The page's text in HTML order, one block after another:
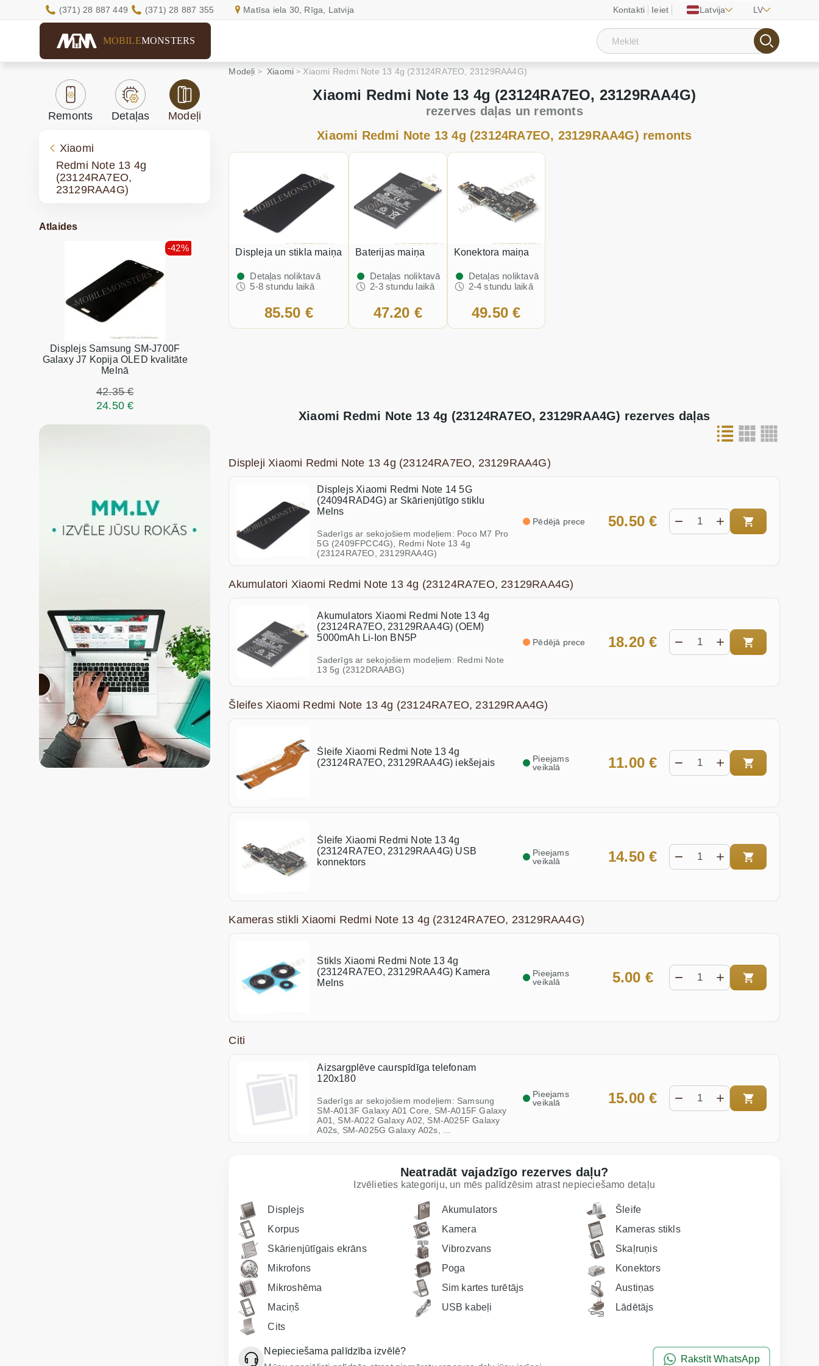
Kontakti Ieiet Latvija LV
(371) 28 887 449 (371) 28 887 355 Matīsa iela 30, Rīga, Latvija
MOBILEMONSTERS
Remonts Detaļas Modeļi
Xiaomi
Redmi Note 13 4g
(23124RA7EO,
23129RAA4G)
Atlaides
Displejs Samsung SM-J700F
Galaxy J7 Kopija OLED kvalitāte
Melnā
-42%
42.35 €
24.50 €
Modeļi Xiaomi Xiaomi Redmi Note 13 4g (23124RA7EO, 23129RAA4G)
Xiaomi Redmi Note 13 4g (23124RA7EO, 23129RAA4G)
rezerves daļas un remonts
Xiaomi Redmi Note 13 4g (23124RA7EO, 23129RAA4G) remonts
Displeja un stikla maiņa
Detaļas noliktavā
5-8 stundu laikā
85.50 €
Baterijas maiņa
Detaļas noliktavā
2-3 stundu laikā
47.20 €
Konektora maiņa
Detaļas noliktavā
2-4 stundu laikā
49.50 €
Xiaomi Redmi Note 13 4g (23124RA7EO, 23129RAA4G) rezerves daļas
Displeji Xiaomi Redmi Note 13 4g (23124RA7EO, 23129RAA4G)
Displejs Xiaomi Redmi Note 14 5G
(24094RAD4G) ar Skārienjūtīgo stiklu
Melns
Saderīgs ar sekojošiem modeļiem: Poco M7 Pro
5G (2409FPCC4G), Redmi Note 13 4g
(23124RA7EO, 23129RAA4G)
50.50 €
Pēdējā prece
Akumulatori Xiaomi Redmi Note 13 4g (23124RA7EO, 23129RAA4G)
Akumulators Xiaomi Redmi Note 13 4g
(23124RA7EO, 23129RAA4G) (OEM)
5000mAh Li-Ion BN5P
Saderīgs ar sekojošiem modeļiem: Redmi Note
13 5g (2312DRAABG)
18.20 €
Pēdējā prece
Šleifes Xiaomi Redmi Note 13 4g (23124RA7EO, 23129RAA4G)
Šleife Xiaomi Redmi Note 13 4g
(23124RA7EO, 23129RAA4G) iekšejais
11.00 €
Pieejams
veikalā
Šleife Xiaomi Redmi Note 13 4g
(23124RA7EO, 23129RAA4G) USB
konnektors
14.50 €
Pieejams
veikalā
Kameras stikli Xiaomi Redmi Note 13 4g (23124RA7EO, 23129RAA4G)
Stikls Xiaomi Redmi Note 13 4g
(23124RA7EO, 23129RAA4G) Kamera
Melns
5.00 €
Pieejams
veikalā
Citi
Aizsargplēve caurspīdīga telefonam
120x180
Saderīgs ar sekojošiem modeļiem: Samsung
SM-A013F Galaxy A01 Core, SM-A015F Galaxy
A01, SM-A022 Galaxy A02, SM-A025F Galaxy
A02s, SM-A025G Galaxy A02s, ...
15.00 €
Pieejams
veikalā
Neatradāt vajadzīgo rezerves daļu?
Izvēlieties kategoriju, un mēs palīdzēsim atrast nepieciešamo detaļu
Displejs Akumulators
Šleife
Korpus
Kamera
Kameras stikls
Skārienjūtīgais ekrāns
Vibrozvans
Skaļruņis
Mikrofons
Poga
Konektors
Mikroshēma
Sim kartes turētājs
Austiņas
Maciņš
USB kabeļi
Lādētājs
Cits
Nepieciešama palīdzība izvēlē?
Rakstīt WhatsApp